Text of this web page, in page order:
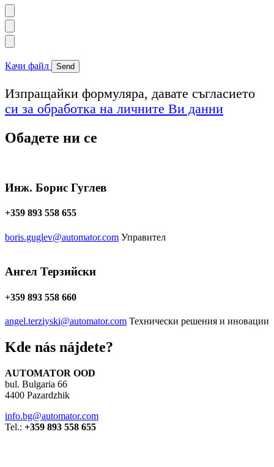
Качи файл
Изпращайки формуляра, давате съгласието
си за обработка на личните Ви данни
Обадете ни се
Инж. Борис Гуглев
+359 893 558 655
boris.guglev@automator.com Управител
Ангел Терзийски
+359 893 558 660
angel.terziyski@automator.com Технически решения и иновации
AUTOMATOR OOD
Kde nás nájdete?
AUTOMATOR OOD
bul. Bulgaria 66
4400 Pazardzhik
info.bg@automator.com
Tel.: +359 893 558 655